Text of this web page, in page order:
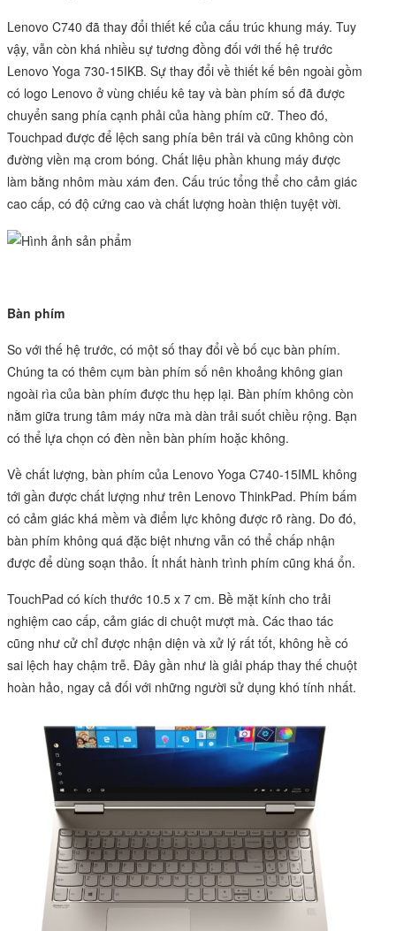
Lenovo C740 đã thay đổi thiết kế của cấu trúc khung máy. Tuy
vậy, vẫn còn khá nhiều sự tương đồng đối với thế hệ trước
Lenovo Yoga 730-15IKB. Sự thay đổi về thiết kế bên ngoài gồm
có logo Lenovo ở vùng chiếu kê tay và bàn phím số đã được
chuyển sang phía cạnh phải của hàng phím cữ. Theo đó,
Touchpad được để lệch sang phía bên trái và cũng không còn
đường viền mạ crom bóng. Chất liệu phần khung máy được
làm bằng nhôm màu xám đen. Cấu trúc tổng thể cho cảm giác
cao cấp, có độ cứng cao và chất lượng hoàn thiện tuyệt vời.
Bàn phím
So với thế hệ trước, có một số thay đổi về bố cục bàn phím.
Chúng ta có thêm cụm bàn phím số nên khoảng không gian
ngoài rìa của bàn phím được thu hẹp lại. Bàn phím không còn
nằm giữa trung tâm máy nữa mà dàn trải suốt chiều rộng. Bạn
có thể lựa chọn có đèn nền bàn phím hoặc không.
Về chất lượng, bàn phím của Lenovo Yoga C740-15IML không
tới gần được chất lượng như trên Lenovo ThinkPad. Phím bấm
có cảm giác khá mềm và điểm lực không được rõ ràng. Do đó,
bàn phím không quá đặc biệt nhưng vẫn có thể chấp nhận
được để dùng soạn thảo. Ít nhất hành trình phím cũng khá ổn.
TouchPad có kích thước 10.5 x 7 cm. Bề mặt kính cho trải
nghiệm cao cấp, cảm giác di chuột mượt mà. Các thao tác
cũng như cử chỉ được nhận diện và xử lý rất tốt, không hề có
sai lệch hay chậm trễ. Đây gần như là giải pháp thay thế chuột
hoàn hảo, ngay cả đối với những người sử dụng khó tính nhất.